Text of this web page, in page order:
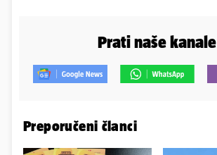
Prati naše kanale
Preporučeni članci